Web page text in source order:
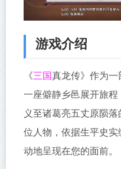
游戏介绍
《三国真龙传》作为一
一座僻静乡邑展开旅
义至诸葛亮五丈原陨
位人物，依据生平史
动地呈现在您的面前。